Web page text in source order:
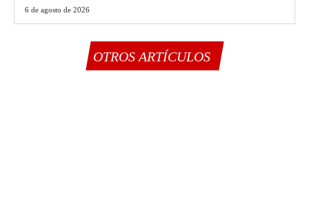
6 de agosto de 2026
OTROS ARTÍCULOS